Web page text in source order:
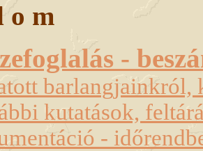
o m
-
barlangjainkról,
kutatások,
-